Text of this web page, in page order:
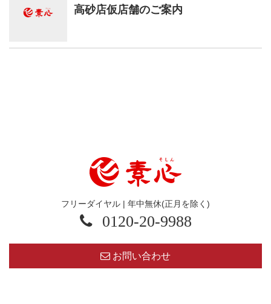
高砂店仮店舗のご案内
フリーダイヤル | 年中無休(正月を除く)
0120-20-9988
お問い合わせ